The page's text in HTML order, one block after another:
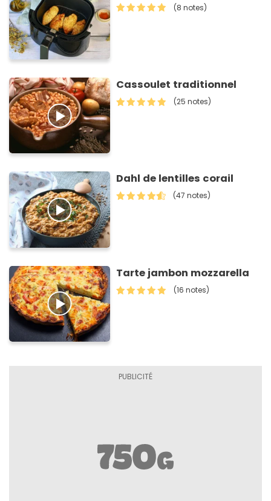
(8 notes)
Cassoulet traditionnel
(25 notes)
Dahl de lentilles corail
(47 notes)
Tarte jambon mozzarella
(16 notes)